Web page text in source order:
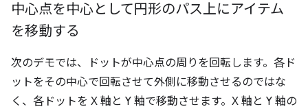
中心点を中心として円形のパス上にアイテム
を移動する
次のデモでは、ドットが中心点の周りを回転します。各ド
ットをその中心で回転させて外側に移動させるのではな
く、各ドットを X 軸と Y 軸で移動させます。X 軸と Y 軸の